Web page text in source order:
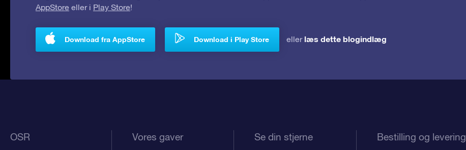
AppStore eller i Play Store!
Download fra AppStore Download i Play Store eller læs dette blogindlæg
OSR Vores gaver Se din stjerne Bestilling og levering